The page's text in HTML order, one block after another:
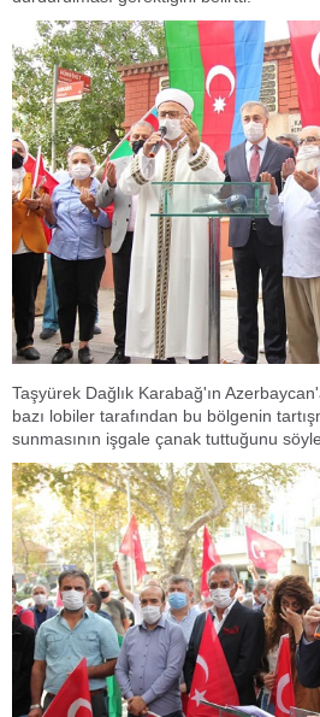
Taşyürek Dağlık Karabağ'ın
bazı lobiler tarafından bu bölgenin
sunmasının işgale çanak tuttuğunu